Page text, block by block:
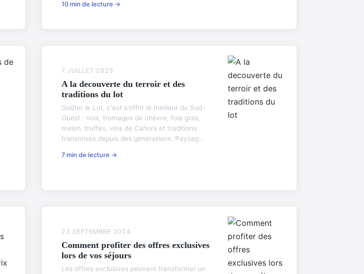
10 min de lecture →
7 JUILLET 2025
A la decouverte du terroir et des
traditions du lot
Goûter le Lot, c'est s'offrir le meilleur du Sud-
Ouest : noix, fromages de chèvre, foie gras,
melon, truffes, vins de Cahors et traditions
transmises depuis des générations. Paysag...
7 min de lecture →
23 SEPTEMBRE 2024
Comment profiter des offres exclusives
lors de vos séjours
Les offres exclusives peuvent transformer un